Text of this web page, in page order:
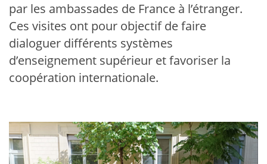
par les ambassades de France à l’étranger.
Ces visites ont pour objectif de faire
dialoguer différents systèmes
d’enseignement supérieur et favoriser la
coopération internationale.